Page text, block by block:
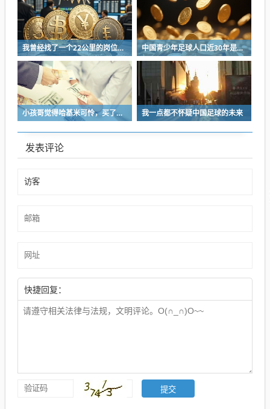
我曾经找了一个22公里的岗位，坚持了2个星期就坚持不下去了 中国青少年足球人口近30年是断崖式下降
小孩哥觉得哈基米可怜，买了火腿肠喂哈基米，结果哈基米直接叼走他的鹦鹉… 我一点都不怀疑中国足球的未来
发表评论
快捷回复：